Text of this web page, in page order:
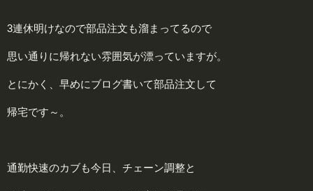
3連休明けなので部品注文も溜まってるので
思い通りに帰れない雰囲気が漂っていますが。
とにかく、早めにブログ書いて部品注文して
帰宅です～。
通勤快速のカブも今日、チェーン調整と